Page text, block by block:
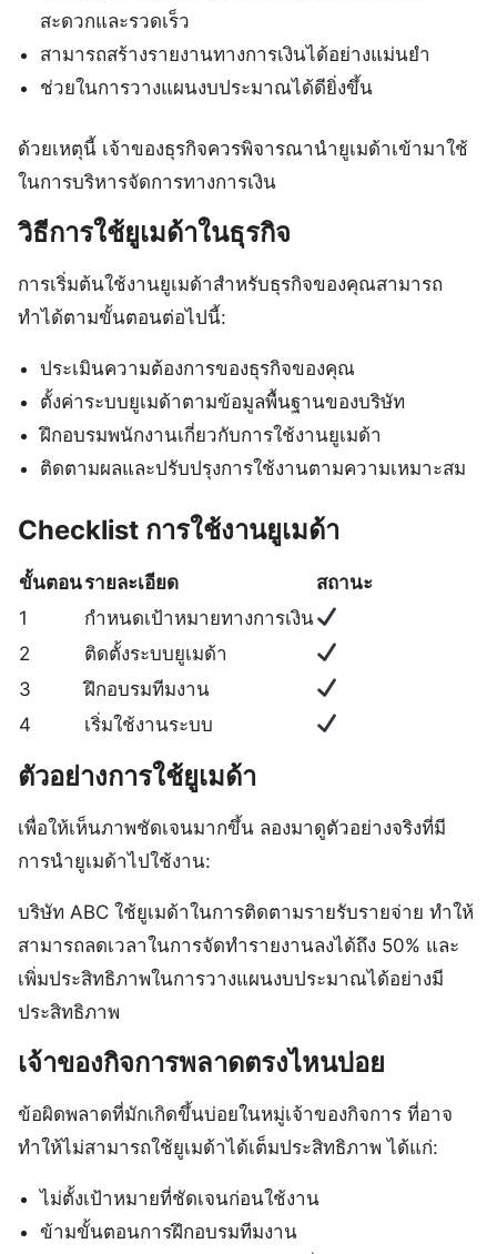
สะดวกและรวดเร็ว
สามารถสร้างรายงานทางการเงินได้อย่างแม่นยำ
ช่วยในการวางแผนงบประมาณได้ดียิ่งขึ้น
ด้วยเหตุนี้ เจ้าของธุรกิจควรพิจารณานำยูเมด้าเข้ามาใช้
ในการบริหารจัดการทางการเงิน
วิธีการใช้ยูเมด้าในธุรกิจ
การเริ่มต้นใช้งานยูเมด้าสำหรับธุรกิจของคุณสามารถ
ทำได้ตามขั้นตอนต่อไปนี้:
ประเมินความต้องการของธุรกิจของคุณ
ตั้งค่าระบบยูเมด้าตามข้อมูลพื้นฐานของบริษัท
ฝึกอบรมพนักงานเกี่ยวกับการใช้งานยูเมด้า
ติดตามผลและปรับปรุงการใช้งานตามความเหมาะสม
Checklist การใช้งานยูเมด้า
ขั้นตอนรายละเอียด
สถานะ
1
กำหนดเป้าหมายทางการเงิน
2
ติดตั้งระบบยูเมด้า
3
ฝึกอบรมทีมงาน
4
เริ่มใช้งานระบบ
ตัวอย่างการใช้ยูเมด้า
เพื่อให้เห็นภาพชัดเจนมากขึ้น ลองมาดูตัวอย่างจริงที่มี
การนำยูเมด้าไปใช้งาน:
บริษัท ABC ใช้ยูเมด้าในการติดตามรายรับรายจ่าย ทำให้
สามารถลดเวลาในการจัดทำรายงานลงได้ถึง 50% และ
เพิ่มประสิทธิภาพในการวางแผนงบประมาณได้อย่างมี
ประสิทธิภาพ
เจ้าของกิจการพลาดตรงไหนบ่อย
ข้อผิดพลาดที่มักเกิดขึ้นบ่อยในหมู่เจ้าของกิจการ ที่อาจ
ทำให้ไม่สามารถใช้ยูเมด้าได้เต็มประสิทธิภาพ ได้แก่:
ไม่ตั้งเป้าหมายที่ชัดเจนก่อนใช้งาน
ข้ามขั้นตอนการฝึกอบรมทีมงาน